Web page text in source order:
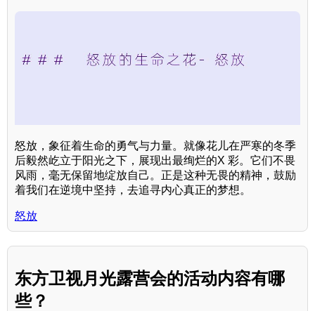
怒放，象征着生命的勇气与力量。就像花儿在严寒的冬季
后毅然屹立于阳光之下，展现出最绚烂的X 彩。它们不畏
风雨，毫无保留地绽放自己。正是这种无畏的精神，鼓励
着我们在逆境中坚持，去追寻内心真正的梦想。
怒放
东方卫视月光露营会的活动内容有哪
些？